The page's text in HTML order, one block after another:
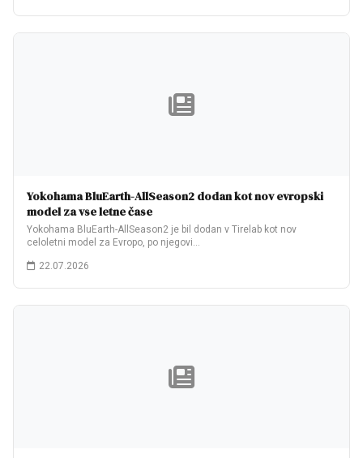
Yokohama BluEarth-AllSeason2 dodan kot nov evropski
model za vse letne čase
Yokohama BluEarth-AllSeason2 je bil dodan v Tirelab kot nov
celoletni model za Evropo, po njegovi…
22.07.2026